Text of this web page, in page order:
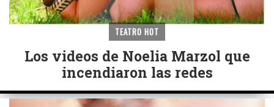
TEATRO HOT
Los videos de Noelia Marzol que
incendiaron las redes